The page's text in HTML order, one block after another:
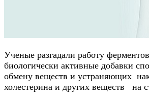
Ученые разгадали работу
биологически активные добавки
обмену веществ и устраняющих
холестерина и других веществ на